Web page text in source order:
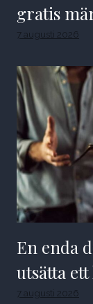
gratis
7 augusti 2026
En enda
utsätta
7 augusti 2026